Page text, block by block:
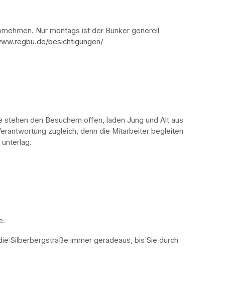
Nur montags ist der Bunker generell
besichtigungen/
den Besuchern offen, laden Jung und Alt aus
zugleich, denn die Mitarbeiter begleiten
Silberbergstraße immer geradeaus, bis Sie durch